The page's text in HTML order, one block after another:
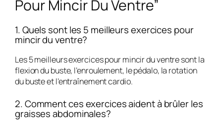
Pour Mincir Du Ventre”
1. Quels sont les 5 meilleurs exercices pour
mincir du ventre?
Les 5 meilleurs exercices pour mincir du ventre sont la
flexion du buste, l’enroulement, le pédalo, la rotation
du buste et l’entraînement cardio.
2. Comment ces exercices aident à brûler les
graisses abdominales?